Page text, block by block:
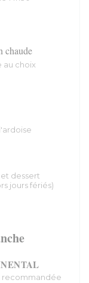
chaude
au choix
dessert
jours fériés)
recommandée